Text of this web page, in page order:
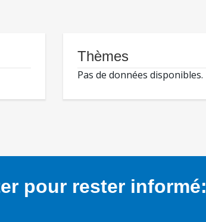
Thèmes
Pas de données disponibles.
pour rester informé: